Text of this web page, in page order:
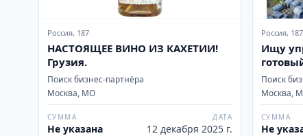
Россия, 187
НАСТОЯЩЕЕ ВИНО ИЗ КАХЕТИИ!
Грузия.
Поиск бизнес-партнёра
Москва, МО
СУММА
Не указана
ДАТА
12 декабря 2025 г.
Россия, 187
Ищу
Поиск
Москва,
СУММА
Не